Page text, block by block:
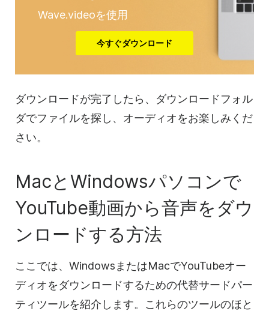
Wave.videoを使用
今すぐダウンロード
ダウンロードが完了したら、ダウンロードフォル
ダでファイルを探し、オーディオをお楽しみくだ
さい。
MacとWindowsパソコンで
YouTube動画から音声をダウ
ンロードする方法
ここでは、WindowsまたはMacでYouTubeオー
ディオをダウンロードするための代替サードパー
ティツールを紹介します。これらのツールのほと